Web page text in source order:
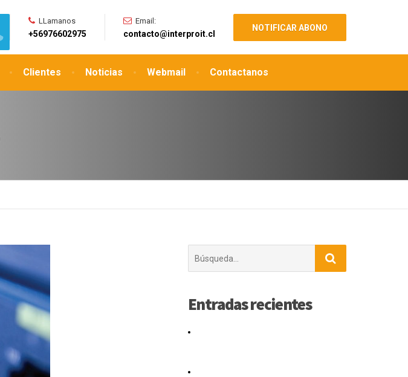
Clientes Noticias Webmail Contactanos
LLamanos
+56976602975
Email:
contacto@interproit.cl
NOTIFICAR ABONO
Entradas recientes